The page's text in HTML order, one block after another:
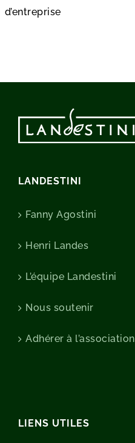
d’entreprise
LANDESTINI
Fanny Agostini
Henri Landes
L’équipe Landestini
Nous soutenir
Adhérer à l’association
LIENS UTILES